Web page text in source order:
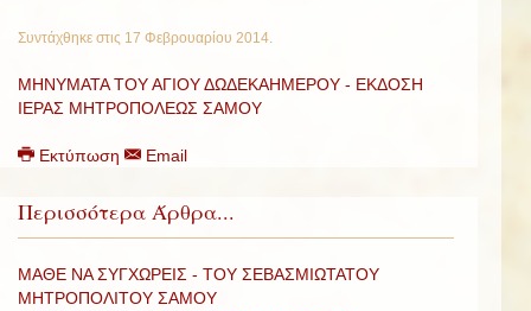
Συντάχθηκε στις 17 Φεβρουαρίου 2014.
ΜΗΝΥΜΑΤΑ ΤΟΥ ΑΓΙΟΥ ΔΩΔΕΚΑΗΜΕΡΟΥ - ΕΚΔΟΣΗ
ΙΕΡΑΣ ΜΗΤΡΟΠΟΛΕΩΣ ΣΑΜΟΥ
Εκτύπωση Email
Περισσότερα Άρθρα...
ΜΑΘΕ ΝΑ ΣΥΓΧΩΡΕΙΣ - ΤΟΥ ΣΕΒΑΣΜΙΩΤΑΤΟΥ
ΜΗΤΡΟΠΟΛΙΤΟΥ ΣΑΜΟΥ